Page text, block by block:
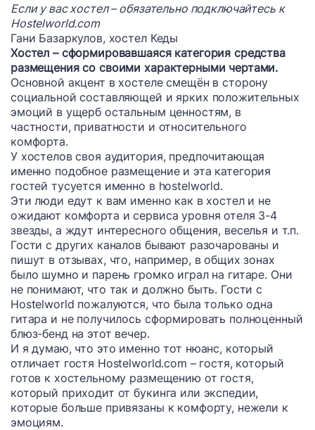
Если у вас хостел – обязательно подключайтесь к
Hostelworld.com
Гани Базаркулов, хостел Кеды
Хостел – сформировавшаяся категория средства
размещения со своими характерными чертами.
Основной акцент в хостеле смещён в сторону
социальной составляющей и ярких положительных
эмоций в ущерб остальным ценностям, в
частности, приватности и относительного
комфорта.
У хостелов своя аудитория, предпочитающая
именно подобное размещение и эта категория
гостей тусуется именно в hostelworld.
Эти люди едут к вам именно как в хостел и не
ожидают комфорта и сервиса уровня отеля 3-4
звезды, а ждут интересного общения, веселья и т.п.
Гости с других каналов бывают разочарованы и
пишут в отзывах, что, например, в общих зонах
было шумно и парень громко играл на гитаре. Они
не понимают, что так и должно быть. Гости с
Hostelworld пожалуются, что была только одна
гитара и не получилось сформировать полноценный
блюз-бенд на этот вечер.
И я думаю, что это именно тот нюанс, который
отличает гостя Hostelworld.com – гостя, который
готов к хостельному размещению от гостя,
который приходит от букинга или экспедии,
которые больше привязаны к комфорту, нежели к
эмоциям.